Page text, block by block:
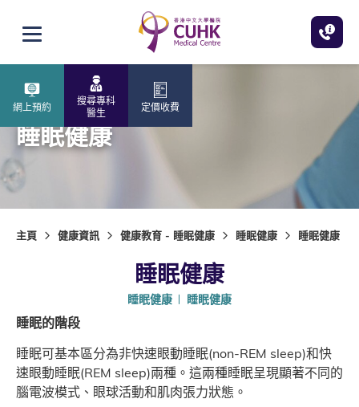
打開選單
網上預約
搜尋專科
醫生
定價收費
睡眠健康
主頁 健康資訊 健康教育 - 睡眠健康 睡眠健康 睡眠健康
睡眠健康
睡眠健康 睡眠健康
睡眠的階段
睡眠可基本區分為非快速眼動睡眠(non-REM sleep)和快
速眼動睡眠(REM sleep)兩種。這兩種睡眠呈現顯著不同的
腦電波模式、眼球活動和肌肉張力狀態。